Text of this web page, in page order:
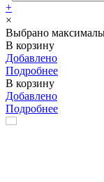
+
×
Выбрано
В корзину
Добавлено
Подробнее
В корзину
Добавлено
Подробнее